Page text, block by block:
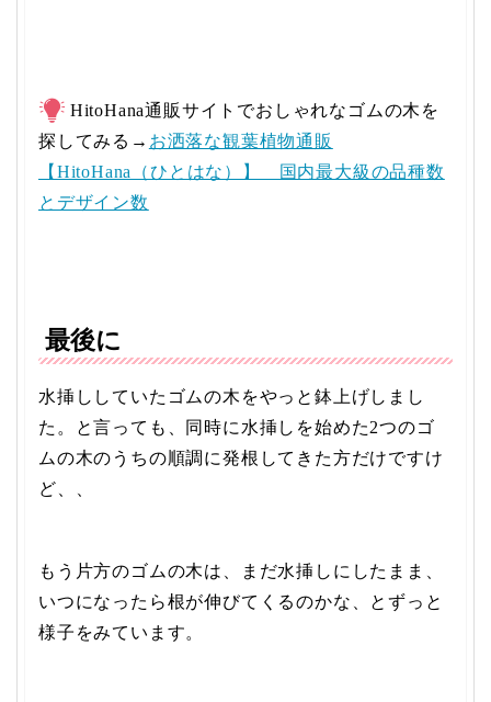
HitoHana通販サイトでおしゃれなゴムの木を
探してみる→ お洒落な観葉植物通販
【HitoHana（ひとはな）】 国内最大級の品種数
とデザイン数
最後に
水挿ししていたゴムの木をやっと鉢上げしまし
た。と言っても、同時に水挿しを始めた2つのゴ
ムの木のうちの順調に発根してきた方だけですけ
ど、、
もう片方のゴムの木は、まだ水挿しにしたまま、
いつになったら根が伸びてくるのかな、とずっと
様子をみています。